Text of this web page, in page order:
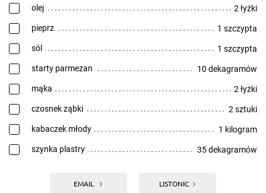
olej 2 łyżki
pieprz 1 szczypta
sól 1 szczypta
starty parmezan 10 dekagramów
mąka 2 łyżki
czosnek ząbki 2 sztuki
kabaczek młody 1 kilogram
szynka plastry 35 dekagramów
EMAIL LISTONIC